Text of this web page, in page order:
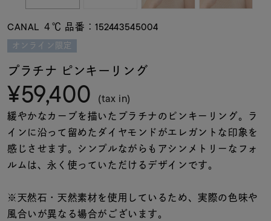
石の色
ファッションテイス
ト
着用シーン
コレクション
レディース
CANAL ４℃ 品番：152443545004
オンライン限定
プラチナ ピンキーリング
¥59,400 (tax in)
緩やかなカーブを描いたプラチナのピンキーリング。ラ
インに沿って留めたダイヤモンドがエレガントな印象を
感じさせます。シンプルながらもアシンメトリーなフォ
ルムは、永く使っていただけるデザインです。
※天然石・天然素材を使用しているため、実際の色味や
風合いが異なる場合がございます。